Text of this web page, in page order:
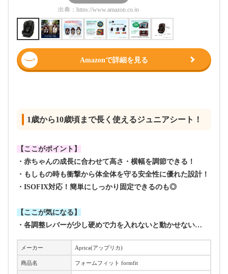
出典： https://www.amazon.co.jp
Amazonで詳細を見る
1歳から10歳頃まで長く使えるジュニアシート！
【ここがポイント】
・赤ちゃんの成長に合わせて高さ・横幅を調節できる！
・もしもの時も衝撃から体全体を守る安全性に優れた設計！
・ ISOFIX対応！簡単にしっかり固定できるのも◎
【ここが気になる】
・各調整レバーが少し硬めで力を入れないと動かせない…
メーカー Aprica(アップリカ)
商品名 フォームフィット formfit